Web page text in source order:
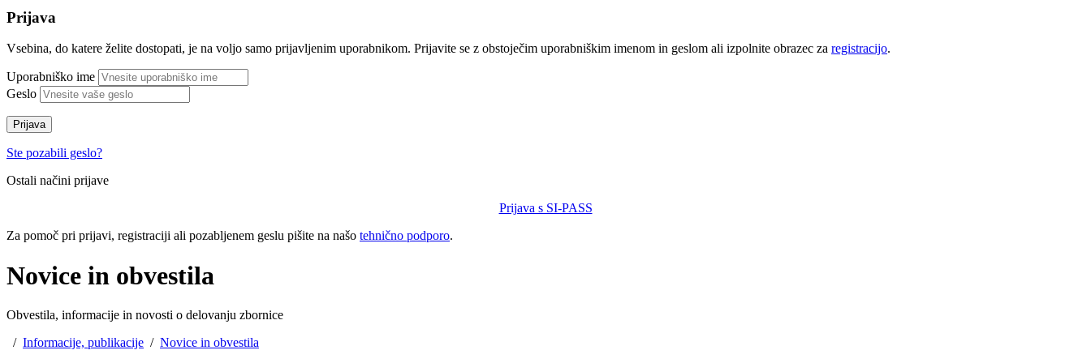
Prijava
Vsebina, do katere želite dostopati, je na voljo samo prijavljenim uporabnikom. Prijavite se z obstoječim uporabniškim imenom in geslom ali izpolnite obrazec za registracijo.
Uporabniško ime
Geslo
Prijava
Ste pozabili geslo?
Ostali načini prijave
Prijava s SI-PASS
Za pomoč pri prijavi, registraciji ali pozabljenem geslu pišite na našo tehnično podporo.
Novice in obvestila
Obvestila, informacije in novosti o delovanju zbornice
/ Informacije, publikacije / Novice in obvestila